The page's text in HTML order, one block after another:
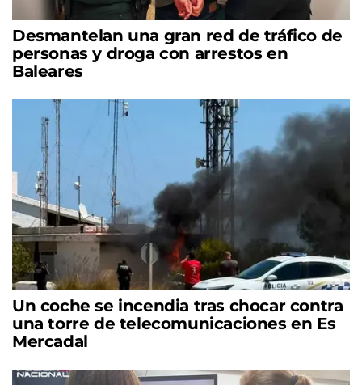
Desmantelan una gran red de tráfico de
personas y droga con arrestos en
Baleares
Un coche se incendia tras chocar contra
una torre de telecomunicaciones en Es
Mercadal